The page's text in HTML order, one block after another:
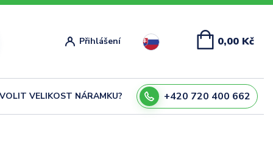
VELIKOST NÁRAMKU?
Přihlášení
+420 720 400 662
0,00 Kč